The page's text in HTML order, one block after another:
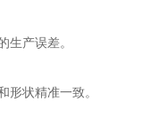
产误差。
状精准一致。